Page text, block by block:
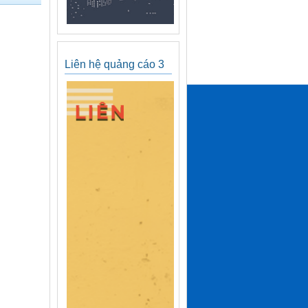
Liên hệ quảng cáo 3